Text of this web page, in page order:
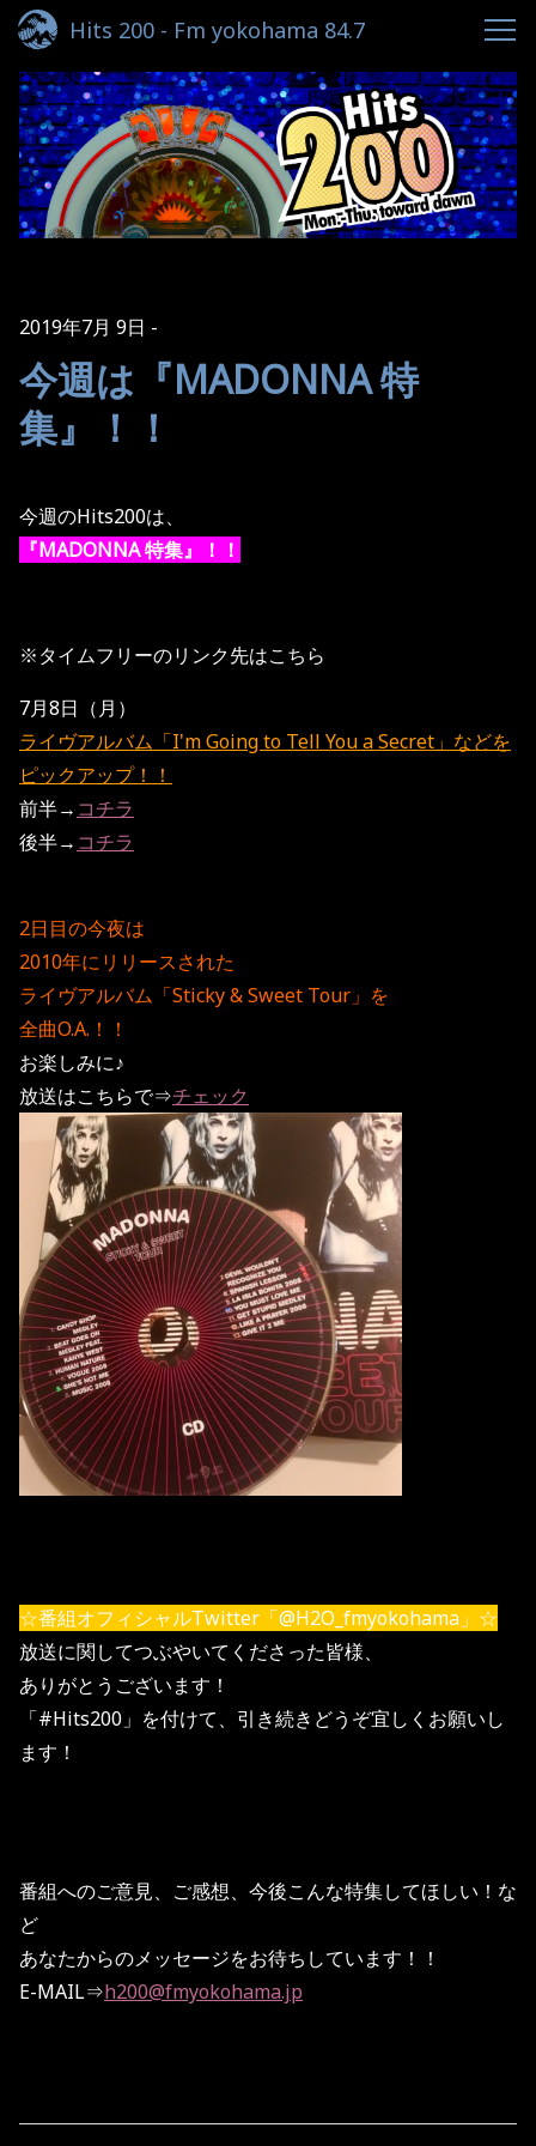
Hits 200 - Fm yokohama 84.7
2019年7月 9日
今週は『MADONNA 特
集』！！
今週のHits200は、
『MADONNA 特集』！！
※タイムフリーのリンク先はこちら
7月8日（月）
ライヴアルバム「I'm Going to Tell You a Secret」などを
ピックアップ！！
前半→ コチラ
後半→ コチラ
2日目の今夜は
2010年にリリースされた
ライヴアルバム「Sticky & Sweet Tour」を
全曲O.A.！！
お楽しみに♪
放送はこちらで⇒チェック
☆番組オフィシャルTwitter「@H2O_fmyokohama」☆
放送に関してつぶやいてくださった皆様、
ありがとうございます！
「#Hits200」を付けて、引き続きどうぞ宜しくお願いし
ます！
番組へのご意見、ご感想、今後こんな特集してほしい！な
ど
あなたからのメッセージをお待ちしています！！
E-MAIL⇒h200@fmyokohama.jp